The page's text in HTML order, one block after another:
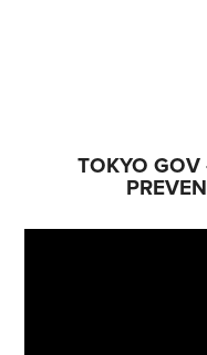
TOKYO GOV